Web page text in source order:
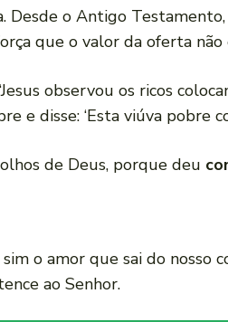
o Antigo
que o valor da oferta não
observou os ricos
e disse: ‘Esta viúva pobre
de Deus, porque deu
o amor que sai do
ao Senhor.